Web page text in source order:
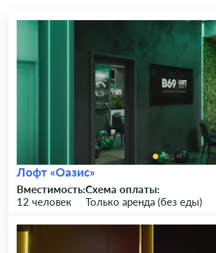
Лофт «Оазис»
Вместимость:
12 человек
Схема оплаты:
Только аренда (без еды)